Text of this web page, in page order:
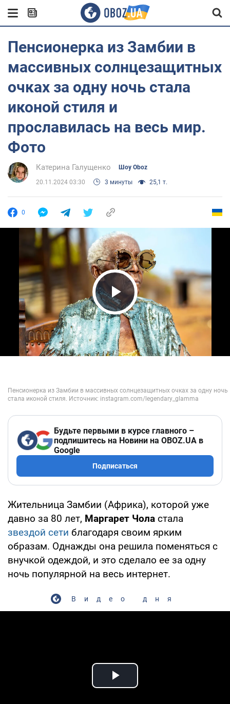
Пенсионерка из Замбии в
массивных солнцезащитных
очках за одну ночь стала
иконой стиля и
прославилась на весь мир.
Фото
Катерина Галущенко Шоу Oboz
20.11.2024 03:30 3 минуты 25,1 т.
0
Play Video
Будьте первыми в курсе главного –
подпишитесь на Новини на OBOZ.UA в
Google
Подписаться
Жительница Замбии (Африка), которой уже
давно за 80 лет, Маргарет Чола стала
звездой сети благодаря своим ярким
образам. Однажды она решила поменяться с
внучкой одеждой, и это сделало ее за одну
ночь популярной на весь интернет.
Видео дня
Play Video